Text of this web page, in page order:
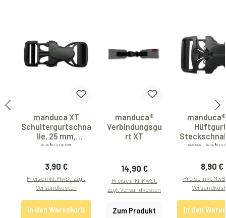
manduca XT
Schultergurtschna
lle, 25 mm,
schwarz
Regulärer Preis:
3,90 €
Preise inkl. MwSt. zzgl.
Versandkosten
In den Warenkorb
manduca®
Verbindungsgu
rt XT
Regulärer Preis:
14,90 €
Preise inkl. MwSt.
zzgl. Versandkosten
Zum Produkt
mm,
8,90 €
Preise inkl.
In den